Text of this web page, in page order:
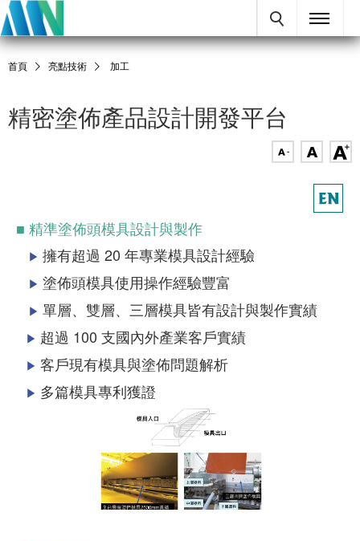
首頁 亮點技術 加工
精密塗佈產品設計開發平台
■ 精準塗佈頭模具設計與製作
▶ 擁有超過 20 年專業模具設計經驗
▶ 塗佈頭模具使用操作經驗豐富
▶ 單層、雙層、三層模具皆有設計與製作實績
▶ 超過 100 支國內外產業客戶實績
▶ 客戶現有模具與塗佈問題解析
▶ 多篇模具專利獲證